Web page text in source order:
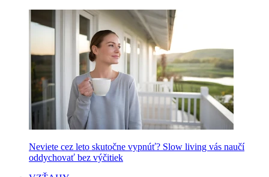
Neviete cez leto skutočne vypnúť? Slow living vás naučí
oddychovať bez výčitiek